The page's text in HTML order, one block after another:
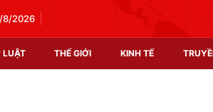
8/2026
LUẬT THẾ GIỚI KINH TẾ